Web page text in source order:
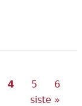
Nåværende
4 Side
5 Side
6
Siste
siste »